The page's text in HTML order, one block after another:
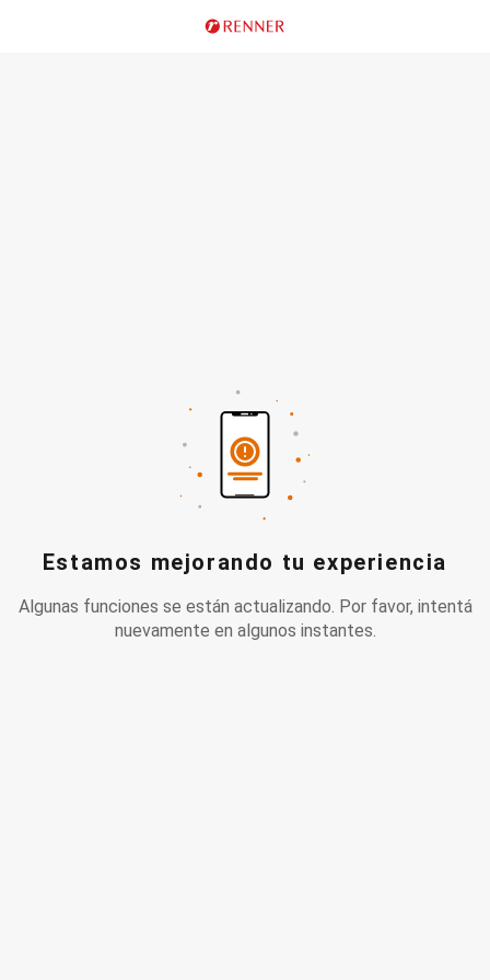
Estamos mejorando tu experiencia
Algunas funciones se están actualizando. Por favor, intentá
nuevamente en algunos instantes.